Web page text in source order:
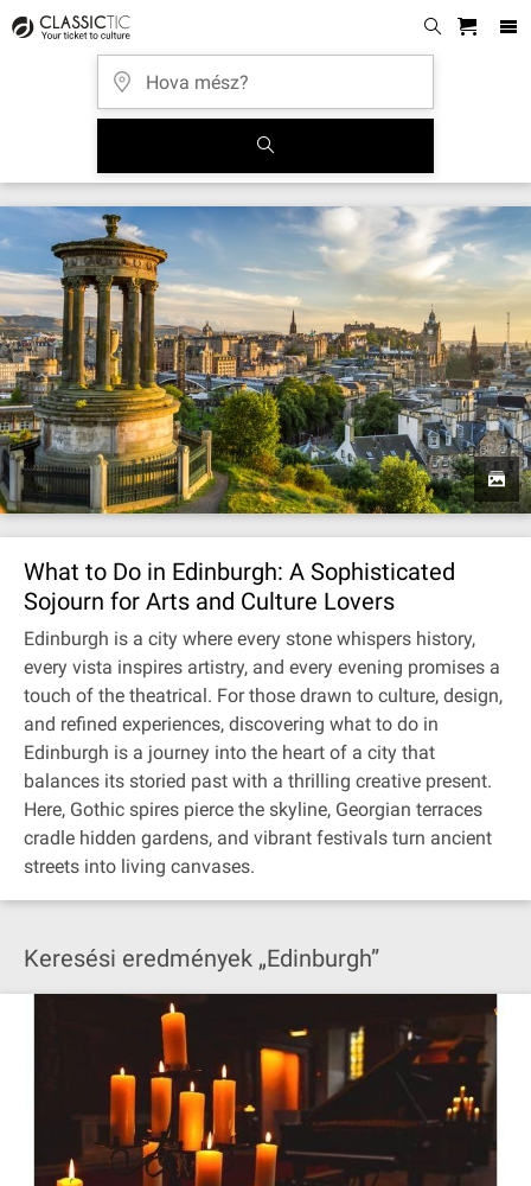
What to Do in Edinburgh: A Sophisticated
Sojourn for Arts and Culture Lovers
Edinburgh is a city where every stone whispers history,
every vista inspires artistry, and every evening promises a
touch of the theatrical. For those drawn to culture, design,
and refined experiences, discovering what to do in
Edinburgh is a journey into the heart of a city that
balances its storied past with a thrilling creative present.
Here, Gothic spires pierce the skyline, Georgian terraces
cradle hidden gardens, and vibrant festivals turn ancient
streets into living canvases.
Keresési eredmények „Edinburgh”